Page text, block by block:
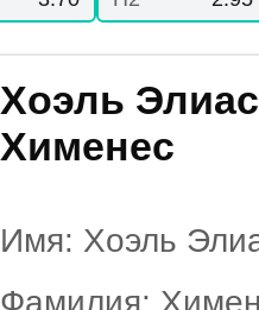
Хоэль
Хименес
Имя: Хоэль
Фамилия: